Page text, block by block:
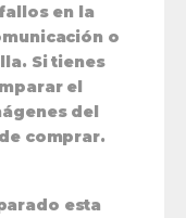
en la
o
Si tienes
el
del
comprar.
esta